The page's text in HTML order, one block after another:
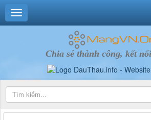
Chia sẻ thành công, kết